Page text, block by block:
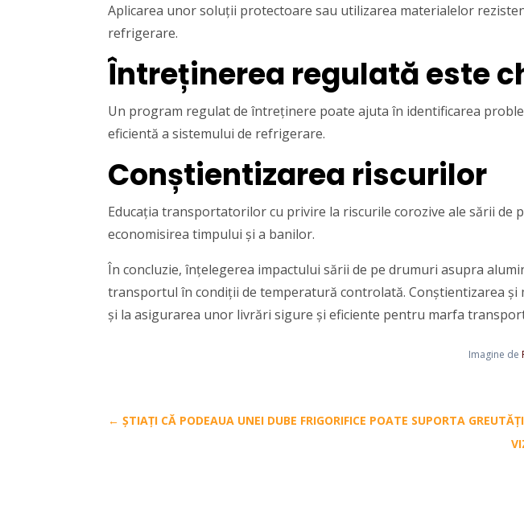
Aplicarea unor soluții protectoare sau utilizarea materialelor
refrigerare.
Întreținerea regulată este
Un program regulat de întreținere poate ajuta în identificarea
eficientă a sistemului de refrigerare.
Conștientizarea riscurilor
Educația transportatorilor cu privire la riscurile corozive ale sării de
economisirea timpului și a banilor.
În concluzie, înțelegerea impactului sării de pe drumuri asupra
transportul în condiții de temperatură controlată. Conștientizarea
și la asigurarea unor livrări sigure și eficiente pentru marfa
Imagine de
←ȘTIAȚI CĂ PODEAUA UNEI DUBE FRIGORIFICE POATE SUPORTA